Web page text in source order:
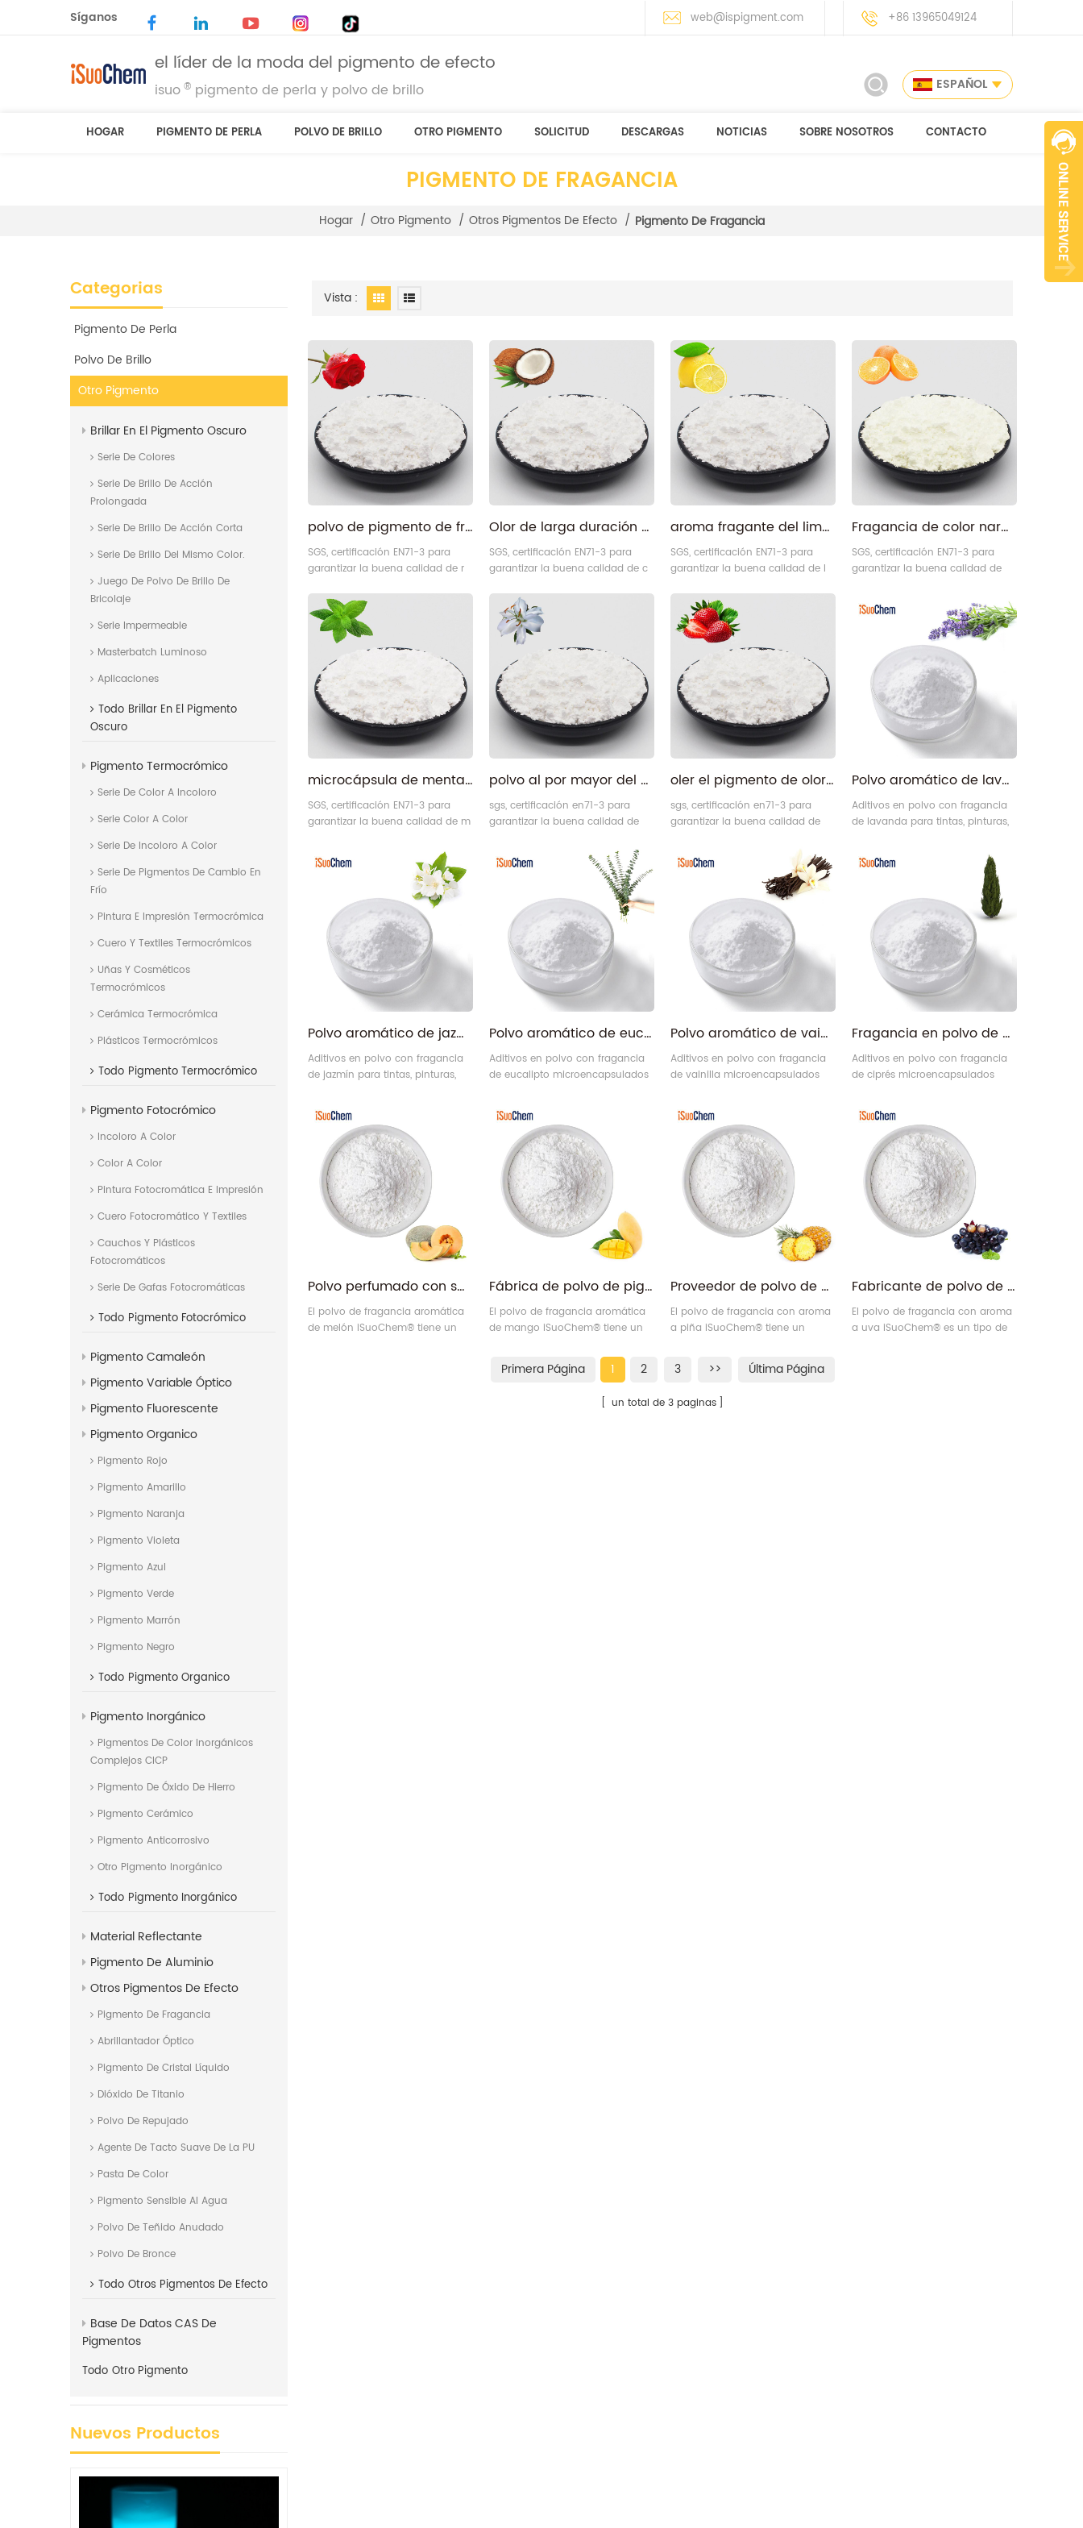
Síganos web@ispigment.com +86 13965049124
el líder de la moda del pigmento de efecto
isuo ® pigmento de perla y polvo de brillo ESPAÑOL
HOGAR PIGMENTO DE PERLA POLVO DE BRILLO OTRO PIGMENTO SOLICITUD DESCARGAS NOTICIAS SOBRE NOSOTROS CONTACTO
PIGMENTO DE FRAGANCIA
Hogar / Otro Pigmento / Otros Pigmentos De Efecto / Pigmento De Fragancia
Categorias
Pigmento De Perla
Polvo De Brillo
Otro Pigmento
Brillar En El Pigmento Oscuro
Serie De Colores
Serie De Brillo De Acción
Prolongada
Serie De Brillo De Acción Corta
Serie De Brillo Del Mismo Color.
Juego De Polvo De Brillo De
Bricolaje
Serie Impermeable
Masterbatch Luminoso
Aplicaciones
Todo Brillar En El Pigmento
Oscuro
Pigmento Termocrómico
Serie De Color A Incoloro
Serie Color A Color
Serie De Incoloro A Color
Serie De Pigmentos De Cambio En
Frío
Pintura E Impresión Termocrómica
Cuero Y Textiles Termocrómicos
Uñas Y Cosméticos
Termocrómicos
Cerámica Termocrómica
Plásticos Termocrómicos
Todo Pigmento Termocrómico
Pigmento Fotocrómico
Incoloro A Color
Color A Color
Pintura Fotocromática E Impresión
Cuero Fotocromático Y Textiles
Cauchos Y Plásticos
Fotocromáticos
Serie De Gafas Fotocromáticas
Todo Pigmento Fotocrómico
Pigmento Camaleón
Pigmento Variable Óptico
Pigmento Fluorescente
Pigmento Organico
Pigmento Rojo
Pigmento Amarillo
Pigmento Naranja
Pigmento Violeta
Pigmento Azul
Pigmento Verde
Pigmento Marrón
Pigmento Negro
Todo Pigmento Organico
Pigmento Inorgánico
Pigmentos De Color Inorgánicos
Complejos CICP
Pigmento De Óxido De Hierro
Pigmento Cerámico
Pigmento Anticorrosivo
Otro Pigmento Inorgánico
Todo Pigmento Inorgánico
Material Reflectante
Pigmento De Aluminio
Otros Pigmentos De Efecto
Pigmento De Fragancia
Abrillantador Óptico
Pigmento De Cristal Líquido
Dióxido De Titanio
Polvo De Repujado
Agente De Tacto Suave De La PU
Pasta De Color
Pigmento Sensible Al Agua
Polvo De Teñido Anudado
Polvo De Bronce
Todo Otros Pigmentos De Efecto
Base De Datos CAS De
Pigmentos
Todo Otro Pigmento
Nuevos Productos
Vista :
polvo de pigmento de fragancia ultra rosa
SGS, certificación EN71-3 para
garantizar la buena calidad de r
Olor de larga duración olor a leche de coco fragancia pigmento
SGS, certificación EN71-3 para
garantizar la buena calidad de c
leche de coco .
aroma fragante del limón pigmento
SGS, certificación EN71-3 para
garantizar la buena calidad de l
Fragancia de color naranja con aromas afrutados.
SGS, certificación EN71-3 para
garantizar la buena calidad de
microcápsula de menta fragancia aromática en polvo pigmento
SGS, certificación EN71-3 para
garantizar la buena calidad de m
polvo al por mayor del pigmento de la fragancia de la categoría alimenticia del olor de la flor
sgs, certificación en71-3 para
garantizar la buena calidad de
oler el pigmento de olor sensible con varias fragancias
sgs, certificación en71-3 para
garantizar la buena calidad de
Polvo aromático de lavanda | Materiales aromáticos de lavanda francesa encapsulados
Aditivos en polvo con fragancia
de lavanda para tintas, pinturas,
Polvo aromático de jazmín | Polvo aromático de flores a granel para pajitas desechables
Aditivos en polvo con fragancia
de jazmín para tintas, pinturas,
Polvo aromático de eucalipto | Aditivos especiales de aroma a mentol
Aditivos en polvo con fragancia
de eucalipto microencapsulados
cosméticos.
Polvo aromático de vainilla | Fábrica de polvos aromáticos de vainilla al por mayor
Aditivos en polvo con fragancia
de vainilla microencapsulados
cosméticos.
Fragancia en polvo de ciprés | Fragancia en polvo para tintas de pintura y fabricación de plásticos
Aditivos en polvo con fragancia
de ciprés microencapsulados
cosméticos.
Polvo perfumado con sabor a pigmento de fragancia de melón
El polvo de fragancia aromática
de melón iSuoChem® tiene un
Fábrica de polvo de pigmento de fragancia aromática de mango
El polvo de fragancia aromática
de mango iSuoChem® tiene un
Proveedor de polvo de pigmento con fragancia perfumada de fruta tropical y piña
El polvo de fragancia con aroma
a piña iSuoChem® tiene un
Fabricante de polvo de fragancia con sabor a uva de fruta
El polvo de fragancia con aroma
a uva iSuoChem® es un tipo de
Primera Página 1 2 3 >> Última Página
un total de 3 paginas